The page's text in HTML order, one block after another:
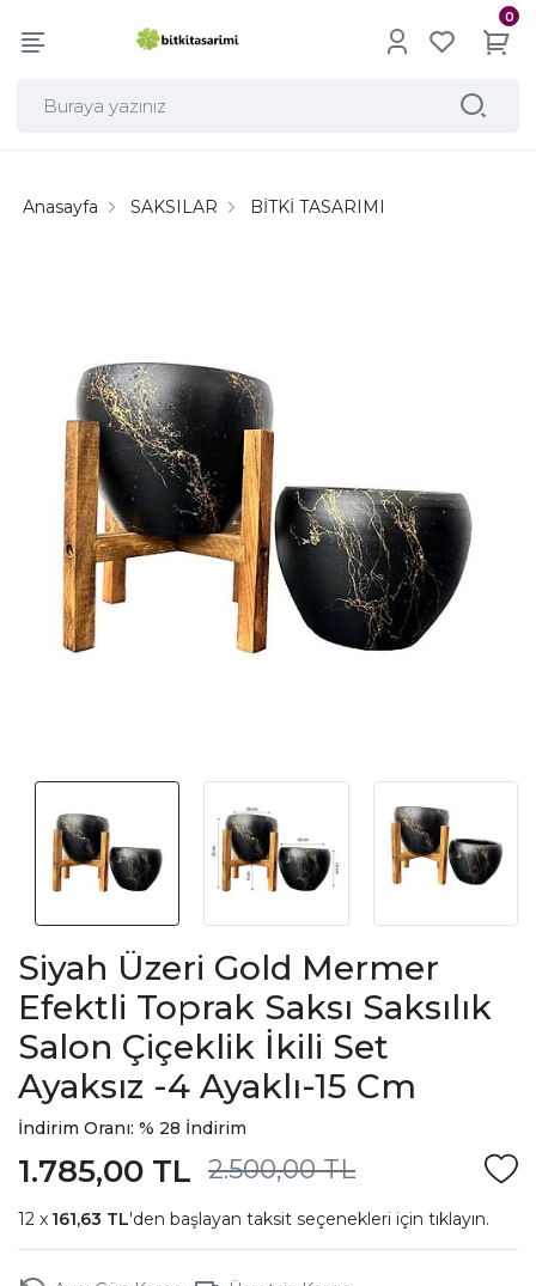
0
Anasayfa SAKSILAR BİTKİ TASARIMI
Siyah Üzeri Gold Mermer
Efektli Toprak Saksı Saksılık
Salon Çiçeklik İkili Set
Ayaksız -4 Ayaklı-15 Cm
İndirim Oranı: % 28 İndirim
2.500,00 TL
1.785,00 TL
161,63 TL'den başlayan taksit seçenekleri için tıklayın.